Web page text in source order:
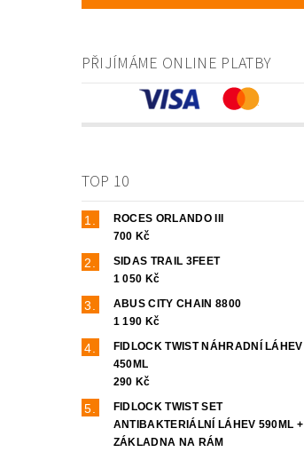
PŘIJÍMÁME ONLINE PLATBY
TOP 10
ROCES ORLANDO III
700 Kč
SIDAS TRAIL 3FEET
1 050 Kč
ABUS CITY CHAIN 8800
1 190 Kč
FIDLOCK TWIST NÁHRADNÍ LÁHEV
450ML
290 Kč
FIDLOCK TWIST SET
ANTIBAKTERIÁLNÍ LÁHEV 590ML +
ZÁKLADNA NA RÁM